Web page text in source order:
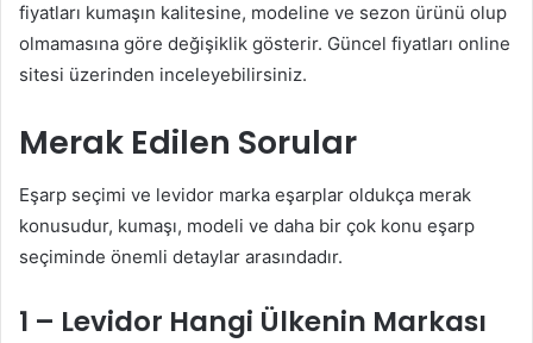
fiyatları kumaşın kalitesine, modeline ve sezon ürünü olup
olmamasına göre değişiklik gösterir. Güncel fiyatları online
sitesi üzerinden inceleyebilirsiniz.
Merak Edilen Sorular
Eşarp seçimi ve levidor marka eşarplar oldukça merak
konusudur, kumaşı, modeli ve daha bir çok konu eşarp
seçiminde önemli detaylar arasındadır.
1 – Levidor Hangi Ülkenin Markası